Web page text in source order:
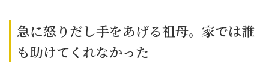
急に怒りだし手をあげる祖母。家では誰
も助けてくれなかった